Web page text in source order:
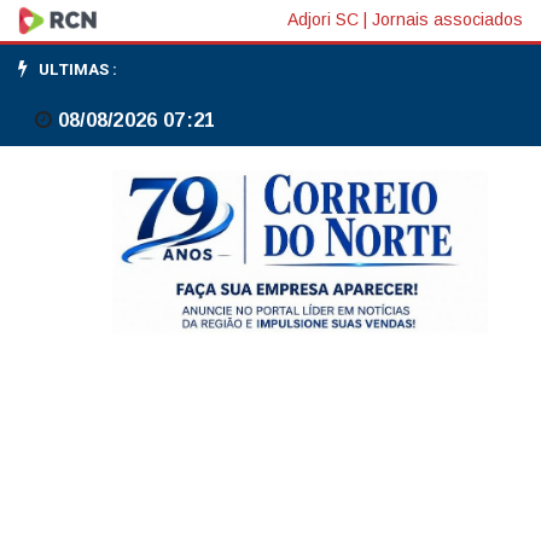
Mutirão
do
INSS
Adjori SC Jornais associados
ULTIMAS :
08/08/2026 07:21